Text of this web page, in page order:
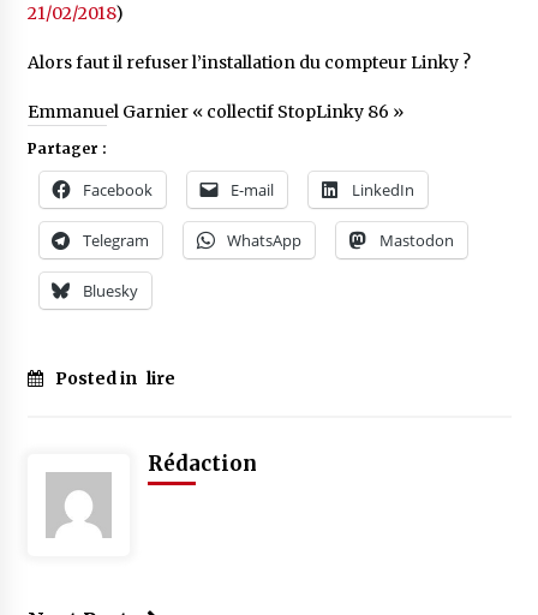
21/02/2018)
Alors faut il refuser l’installation du compteur Linky ?
Emmanuel Garnier « collectif StopLinky 86 »
Partager :
Facebook E-mail LinkedIn
Telegram WhatsApp Mastodon
Bluesky
Posted in lire
Rédaction